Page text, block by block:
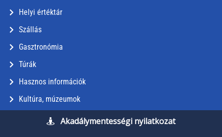
Helyi értéktár
Szállás
Gasztronómia
Túrák
Hasznos információk
Kultúra, múzeumok
Akadálymentességi nyilatkozat